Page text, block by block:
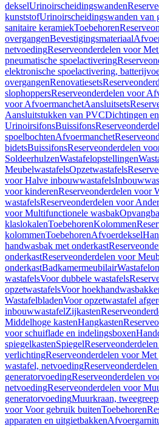
dekselUrinoirscheidingswanden
kunststofUrinoirscheidingswanden van
sanitaire keramiekToebehoren
overgangenBevestigingsmateriaal
netvoedingReserveonderdelen voor
pneumatische spoelactivering
elektronische spoelactivering,
overgangenRenovatiesets
slophoppersReserveonderdelen voor
voor AfvoermanchetAansluitsets
Aansluitstukken van PVCDichtingen
UrinoirsifonsBuissifons
spoelbochtenAfvoermanchet
bidetsBuissifonsReserveonderdelen
SoldeerhulzenWastafelopstellingen
MeubelwastafelsOpzetwastafels
voor Halve inbouwwastafels
voor kinderenReserveonderdelen voor
wastafelsReserveonderdelen voor
voor Multifunctionele wasbak
klaslokalenToebehorenKolommen
kolommenToebehorenAfvoerdeksel
handwasbak met onderkast
onderkastReserveonderdelen voor
onderkastBadkamermeubilair
wastafelsVoor dubbele wastafels
opzetwastafelsVoor
WastafelbladenVoor opzetwastafel
inbouwwastafelZijkasten
Middelhoge kastenHangkasten
voor schuiflade en indelingsboxen
spiegelkastenSpiegel
verlichtingReserveonderdelen voor
wastafel, netvoeding
generatorvoedingReserveonderdelen
netvoedingReserveonderdelen voor
generatorvoedingMuurkraan,
voor Voor gebruik buitenToebehoren
apparaten en uitgietbakken